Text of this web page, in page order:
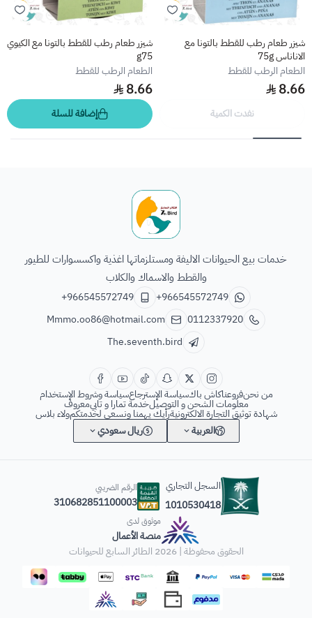
شيزر طعام رطب للقطط بالتونا مع
الاناناس 75g
الطعام الرطب للقطط
8.66
نفدت الكمية
شيزر طعام رطب للقطط بالتونا مع الكيوي
g75
الطعام الرطب للقطط
8.66
إضافة للسلة
خدمات بيع الحيوانات الاليفة ومستلزماتها اغذية واكسسوارات للطيور
والقطط والاسماك والكلاب
+966545572749
+966545572749
0112337920
Mmmo.oo86@hotmail.com
The.seventh.bird
من نحنفروعناكاش باكسياسة الإسترجاعسياسة وشروط الإستخدام
معلومات الشحن و التوصيلخدمة تمارا و تابيمعروف
شهادة توثيق التجارة الالكترونيةرأيك يهمنا ونسعى لخدمتكمولاء بلاس
العربية
ريال سعودي
السجل التجاري
1010530418
الرقم الضريبي
310682851100003
موثوق لدى
منصة الأعمال
الحقوق محفوظة | 2026
الطائر السابع للحيوانات